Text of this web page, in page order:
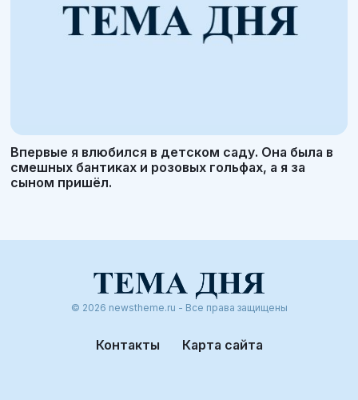
Впервые я влюбился в детском саду. Она была в
смешных бантиках и розовых гольфах, а я за
сыном пришёл.
© 2026 newstheme.ru - Все права защищены
Контакты Карта сайта